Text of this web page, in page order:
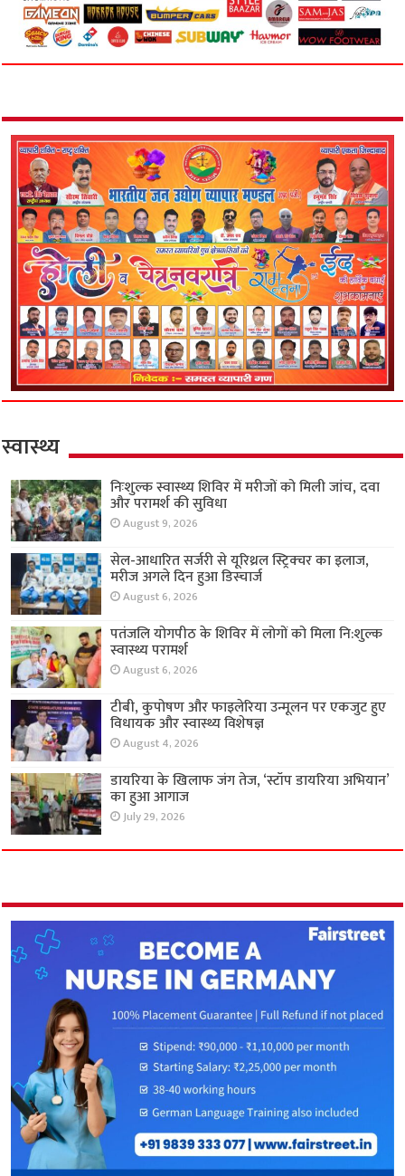
स्वास्थ्य
निःशुल्क स्वास्थ्य शिविर में मरीजों को मिली जांच, दवा
और परामर्श की सुविधा
August 9, 2026
सेल-आधारित सर्जरी से यूरिथ्रल स्ट्रिक्चर का इलाज,
मरीज अगले दिन हुआ डिस्चार्ज
August 6, 2026
पतंजलि योगपीठ के शिविर में लोगों को मिला नि:शुल्क
स्वास्थ्य परामर्श
August 6, 2026
टीबी, कुपोषण और फाइलेरिया उन्मूलन पर एकजुट हुए
विधायक और स्वास्थ्य विशेषज्ञ
August 4, 2026
डायरिया के खिलाफ जंग तेज, ‘स्टॉप डायरिया अभियान’
का हुआ आगाज
July 29, 2026